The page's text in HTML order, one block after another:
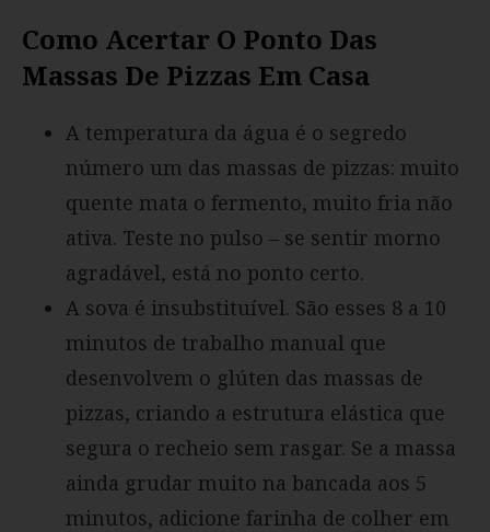
Como Acertar O Ponto Das
Massas De Pizzas Em Casa
A temperatura da água é o segredo
número um das massas de pizzas: muito
quente mata o fermento, muito fria não
ativa. Teste no pulso – se sentir morno
agradável, está no ponto certo.
A sova é insubstituível. São esses 8 a 10
minutos de trabalho manual que
desenvolvem o glúten das massas de
pizzas, criando a estrutura elástica que
segura o recheio sem rasgar. Se a massa
ainda grudar muito na bancada aos 5
minutos, adicione farinha de colher em